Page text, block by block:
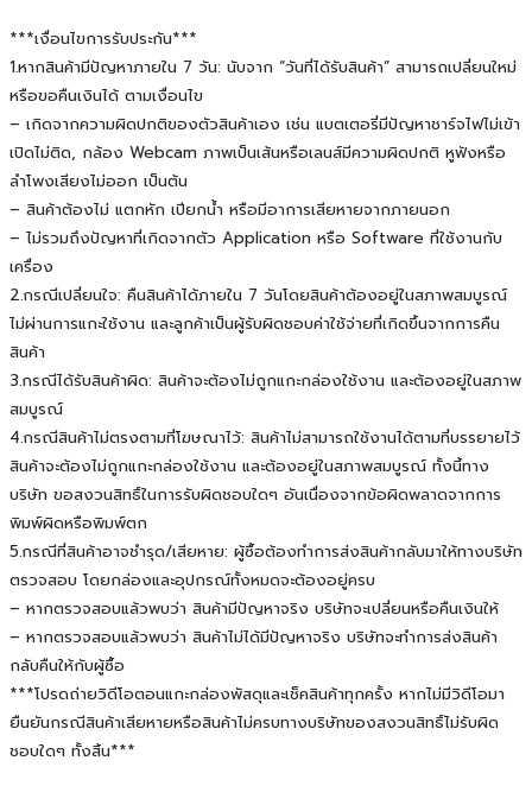
***เงื่อนไขการรับประกัน***
1.หากสินค้ามีปัญหาภายใน 7 วัน: นับจาก “วันที่ได้รับสินค้า” สามารถเปลี่ยนใหม่
หรือขอคืนเงินได้ ตามเงื่อนไข
– เกิดจากความผิดปกติของตัวสินค้าเอง เช่น แบตเตอรี่มีปัญหาชาร์จไฟไม่เข้า
เปิดไม่ติด, กล้อง Webcam ภาพเป็นเส้นหรือเลนส์มีความผิดปกติ หูฟังหรือ
ลำโพงเสียงไม่ออก เป็นต้น
– สินค้าต้องไม่ แตกหัก เปียกน้ำ หรือมีอาการเสียหายจากภายนอก
– ไม่รวมถึงปัญหาที่เกิดจากตัว Application หรือ Software ที่ใช้งานกับ
เครื่อง
2.กรณีเปลี่ยนใจ: คืนสินค้าได้ภายใน 7 วันโดยสินค้าต้องอยู่ในสภาพสมบูรณ์
ไม่ผ่านการแกะใช้งาน และลูกค้าเป็นผู้รับผิดชอบค่าใช้จ่ายที่เกิดขึ้นจากการคืน
สินค้า
3.กรณีได้รับสินค้าผิด: สินค้าจะต้องไม่ถูกแกะกล่องใช้งาน และต้องอยู่ในสภาพ
สมบูรณ์
4.กรณีสินค้าไม่ตรงตามที่โฆษณาไว้: สินค้าไม่สามารถใช้งานได้ตามที่บรรยายไว้
สินค้าจะต้องไม่ถูกแกะกล่องใช้งาน และต้องอยู่ในสภาพสมบูรณ์ ทั้งนี้ทาง
บริษัท ขอสงวนสิทธิ์ในการรับผิดชอบใดๆ อันเนื่องจากข้อผิดพลาดจากการ
พิมพ์ผิดหรือพิมพ์ตก
5.กรณีที่สินค้าอาจชำรุด/เสียหาย: ผู้ซื้อต้องทำการส่งสินค้ากลับมาให้ทางบริษัท
ตรวจสอบ โดยกล่องและอุปกรณ์ทั้งหมดจะต้องอยู่ครบ
– หากตรวจสอบแล้วพบว่า สินค้ามีปัญหาจริง บริษัทจะเปลี่ยนหรือคืนเงินให้
– หากตรวจสอบแล้วพบว่า สินค้าไม่ได้มีปัญหาจริง บริษัทจะทำการส่งสินค้า
กลับคืนให้กับผู้ซื้อ
***โปรดถ่ายวิดีโอตอนแกะกล่องพัสดุและเช็คสินค้าทุกครั้ง หากไม่มีวิดีโอมา
ยืนยันกรณีสินค้าเสียหายหรือสินค้าไม่ครบทางบริษัทของสงวนสิทธิ์ไม่รับผิด
ชอบใดๆ ทั้งสิ้น***